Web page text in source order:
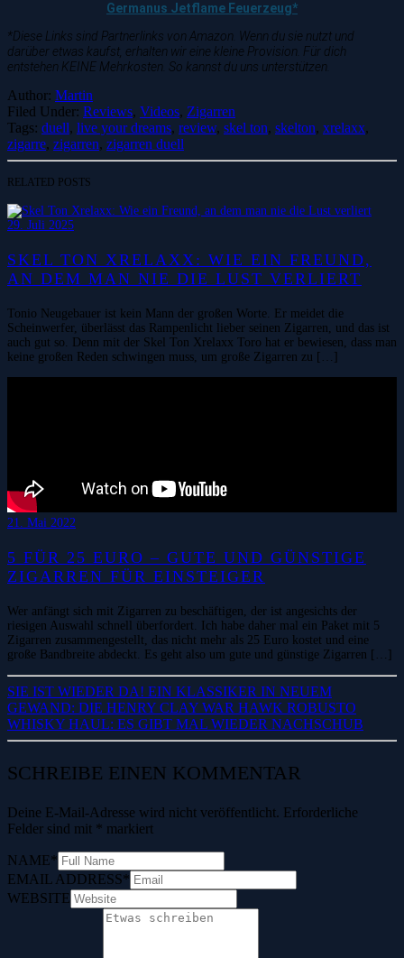
Germanus Jetflame Feuerzeug*
*Diese Links sind Partnerlinks von Amazon. Wenn du sie nutzt und
darüber etwas kaufst, erhalten wir eine kleine Provision. Für dich
entstehen KEINE Mehrkosten. So kannst du uns unterstützen.
Author: Martin
Filed Under: Reviews, Videos, Zigarren
Tags: duell, live your dreams, review, skel ton, skelton, xrelaxx,
zigarre, zigarren, zigarren duell
RELATED POSTS
29. Juli 2025
SKEL TON XRELAXX: WIE EIN FREUND,
AN DEM MAN NIE DIE LUST VERLIERT
Tonio Neugebauer ist kein Mann der großen Worte. Er meidet die
Scheinwerfer, überlässt das Rampenlicht lieber seinen Zigarren, und das ist
auch gut so. Denn mit der Skel Ton Xrelaxx Toro hat er bewiesen, dass man
keine großen Reden schwingen muss, um große Zigarren zu […]
21. Mai 2022
5 FÜR 25 EURO – GUTE UND GÜNSTIGE
ZIGARREN FÜR EINSTEIGER
Wer anfängt sich mit Zigarren zu beschäftigen, der ist angesichts der
riesigen Auswahl schnell überfordert. Ich habe daher mal ein Paket mit 5
Zigarren zusammengestellt, das nicht mehr als 25 Euro kostet und eine
große Bandbreite abdeckt. Es geht also um gute und günstige Zigarren […]
SIE IST WIEDER DA! EIN KLASSIKER IN NEUEM
GEWAND: DIE HENRY CLAY WAR HAWK ROBUSTO
WHISKY HAUL: ES GIBT MAL WIEDER NACHSCHUB
SCHREIBE EINEN KOMMENTAR
Deine E-Mail-Adresse wird nicht veröffentlicht. Erforderliche
Felder sind mit * markiert
NAME*
EMAIL ADDRESS*
WEBSITE